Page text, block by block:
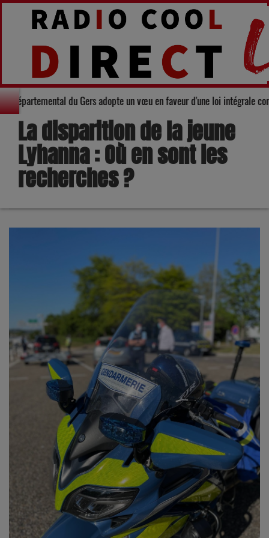
: Le Conseil départemental du Gers adopte un vœu en faveur d'une loi
La disparition de la jeune
Lyhanna : Où en sont les
recherches ?